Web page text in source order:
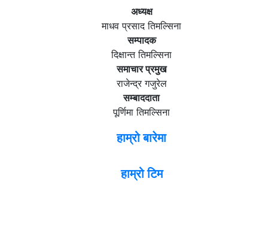
अध्यक्ष
माधव प्रसाद तिमल्सिना
सम्पादक
दिक्षान्त तिमल्सिना
समाचार प्रमुख
राजेन्द्र गजुरेल
सम्बाददाता
पूर्णिमा तिमल्सिना
हाम्रो बारेमा
हाम्रो टिम